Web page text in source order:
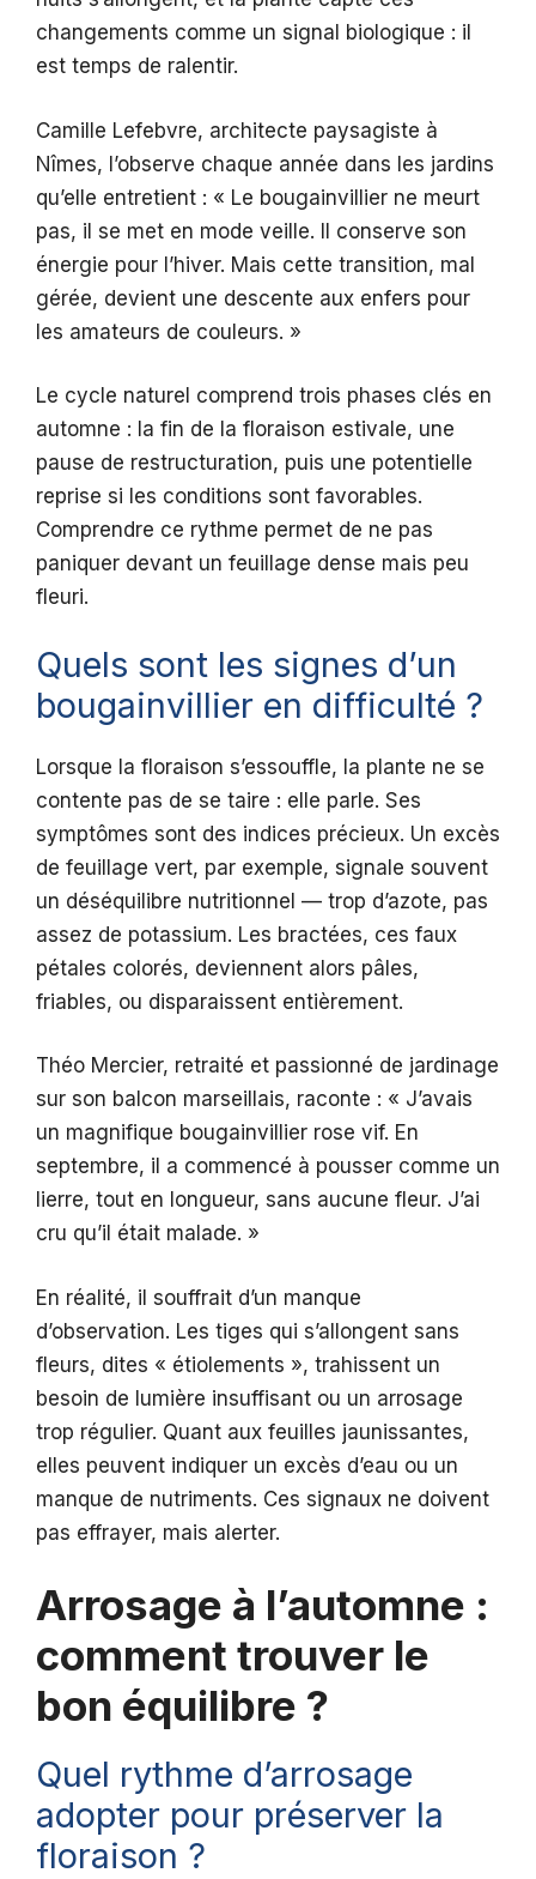
changements comme un signal biologique : il
est temps de ralentir.
Camille Lefebvre, architecte paysagiste à
Nîmes, l’observe chaque année dans les jardins
qu’elle entretient : « Le bougainvillier ne meurt
pas, il se met en mode veille. Il conserve son
énergie pour l’hiver. Mais cette transition, mal
gérée, devient une descente aux enfers pour
les amateurs de couleurs. »
Le cycle naturel comprend trois phases clés en
automne : la fin de la floraison estivale, une
pause de restructuration, puis une potentielle
reprise si les conditions sont favorables.
Comprendre ce rythme permet de ne pas
paniquer devant un feuillage dense mais peu
fleuri.
Quels sont les signes d’un
bougainvillier en difficulté ?
Lorsque la floraison s’essouffle, la plante ne se
contente pas de se taire : elle parle. Ses
symptômes sont des indices précieux. Un excès
de feuillage vert, par exemple, signale souvent
un déséquilibre nutritionnel — trop d’azote, pas
assez de potassium. Les bractées, ces faux
pétales colorés, deviennent alors pâles,
friables, ou disparaissent entièrement.
Théo Mercier, retraité et passionné de jardinage
sur son balcon marseillais, raconte : « J’avais
un magnifique bougainvillier rose vif. En
septembre, il a commencé à pousser comme un
lierre, tout en longueur, sans aucune fleur. J’ai
cru qu’il était malade. »
En réalité, il souffrait d’un manque
d’observation. Les tiges qui s’allongent sans
fleurs, dites « étiolements », trahissent un
besoin de lumière insuffisant ou un arrosage
trop régulier. Quant aux feuilles jaunissantes,
elles peuvent indiquer un excès d’eau ou un
manque de nutriments. Ces signaux ne doivent
pas effrayer, mais alerter.
Arrosage à l’automne :
comment trouver le
bon équilibre ?
Quel rythme d’arrosage
adopter pour préserver la
floraison ?